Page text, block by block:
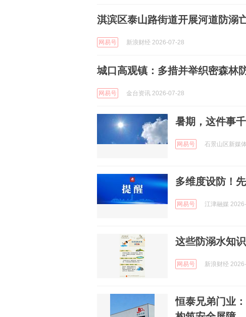
淇滨区泰山路街道开展河道防溺
网易号 新浪财经 2026-07-28
城口高观镇：多措并举织密森林
网易号 金台资讯 2026-07-28
暑期，这件事
网易号 石景山区新媒
多维度设防！
网易号 江津融媒
这些防溺水知
网易号 新浪财经
恒泰兄弟门业